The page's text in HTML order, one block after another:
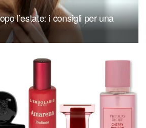
l’estate: i consigli per una